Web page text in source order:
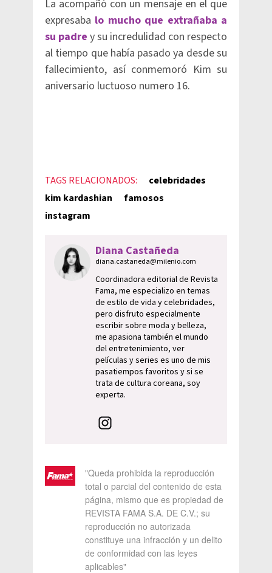
La acompañó con un mensaje en el que
expresaba lo mucho que extrañaba a
su padre y su incredulidad con respecto
al tiempo que había pasado ya desde su
fallecimiento, así conmemoró Kim su
aniversario luctuoso numero 16.
TAGS RELACIONADOS:
celebridades
kim kardashian
famosos
instagram
Diana Castañeda
diana.castaneda@milenio.com
Coordinadora editorial de Revista
Fama, me especializo en temas
de estilo de vida y celebridades,
pero disfruto especialmente
escribir sobre moda y belleza,
me apasiona también el mundo
del entretenimiento, ver
películas y series es uno de mis
pasatiempos favoritos y si se
trata de cultura coreana, soy
experta.
"Queda prohibida la reproducción
total o parcial del contenido de esta
página, mismo que es propiedad de
REVISTA FAMA S.A. DE C.V.; su
reproducción no autorizada
constituye una infracción y un delito
de conformidad con las leyes
aplicables"